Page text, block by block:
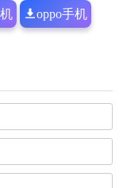
oppo手机